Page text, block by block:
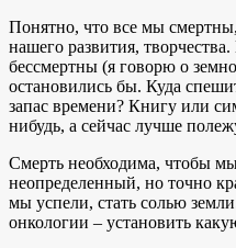
Понятно, что все мы
нашего развития,
бессмертны (я говорю о
остановились бы. Куда
запас времени? Книгу или
нибудь, а сейчас лучше
Смерть необходима, чтобы
неопределенный, но точно
мы успели, стать солью
онкологии – установить